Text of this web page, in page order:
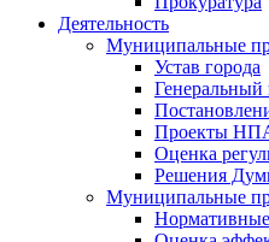
Деятельность
Муниципальные
Устав города
Генеральный
Проекты
Оценка
Решения
Муниципальные